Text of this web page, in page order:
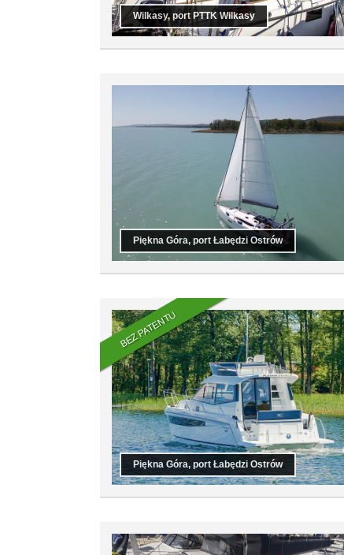
Wilkasy, port PTTK Wilkasy
Piękna Góra, port Łabędzi Ostrów
BEZ PATENTU
Piękna Góra, port Łabędzi Ostrów